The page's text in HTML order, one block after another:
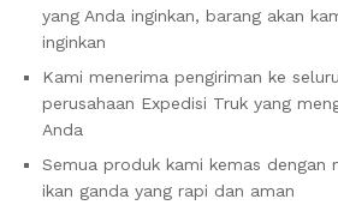
yang Anda inginkan, barang akan
inginkan
Kami menerima pengiriman ke
perusahaan Expedisi Truk yang
Anda
Semua produk kami kemas dengan
ikan ganda yang rapi dan aman